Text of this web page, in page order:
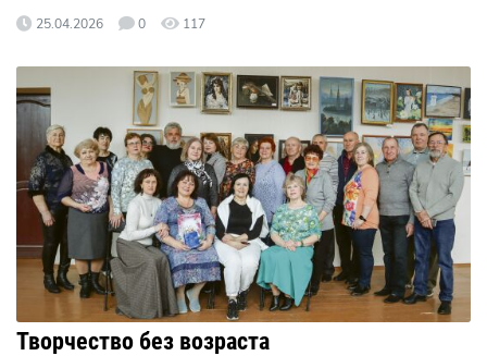
25.04.2026 0 117
Творчество без возраста